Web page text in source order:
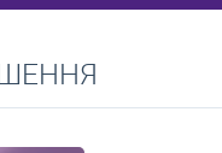
квартир, особняків,